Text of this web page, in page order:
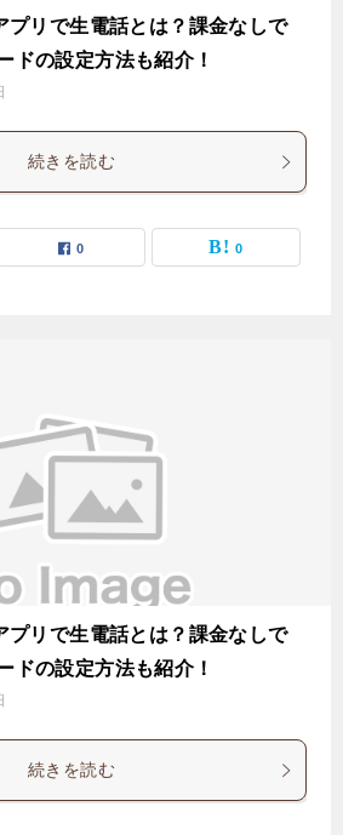
プリで生電話とは？課金なしで
ドの設定方法も紹介！
続きを読む
0 0
プリで生電話とは？課金なしで
ドの設定方法も紹介！
続きを読む